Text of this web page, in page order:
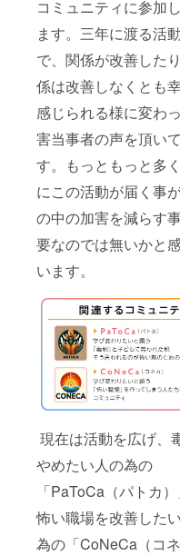
コミュニティに参加
ます。三年に渡る活
で、関係が改善した
係は改善しなくとも
感じられる様に変わ
害当事者の声を頂い
す。もっともっと多
にこの活動が届く事
の中の加害を減らす
要なのでは無いかと
います。
現在は活動を広げ、
やめたい人の為の
「PaToCa（パトカ）
怖い職場を改善した
為の「CoNeCa（コネ